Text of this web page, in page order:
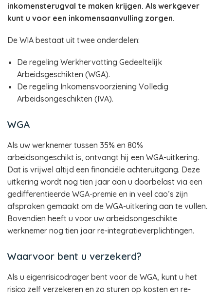
inkomensterugval te maken krijgen. Als werkgever
kunt u voor een inkomensaanvulling zorgen.
De WIA bestaat uit twee onderdelen:
De regeling Werkhervatting Gedeeltelijk
Arbeidsgeschikten (WGA).
De regeling Inkomensvoorziening Volledig
Arbeidsongeschikten (IVA).
WGA
Als uw werknemer tussen 35% en 80%
arbeidsongeschikt is, ontvangt hij een WGA-uitkering.
Dat is vrijwel altijd een financiële achteruitgang. Deze
uitkering wordt nog tien jaar aan u doorbelast via een
gedifferentieerde WGA-premie en in veel cao’s zijn
afspraken gemaakt om de WGA-uitkering aan te vullen.
Bovendien heeft u voor uw arbeidsongeschikte
werknemer nog tien jaar re-integratieverplichtingen.
Waarvoor bent u verzekerd?
Als u eigenrisicodrager bent voor de WGA, kunt u het
risico zelf verzekeren en zo sturen op kosten en re-